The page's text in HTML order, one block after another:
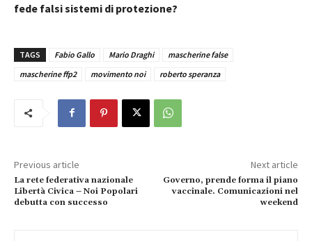
fede falsi sistemi di protezione?
TAGS Fabio Gallo Mario Draghi
mascherine false
mascherine ffp2
movimento noi roberto speranza
Previous article
La rete federativa nazionale
Libertà Civica – Noi Popolari
debutta con successo
Next article
Governo, prende forma il piano
vaccinale. Comunicazioni nel
weekend